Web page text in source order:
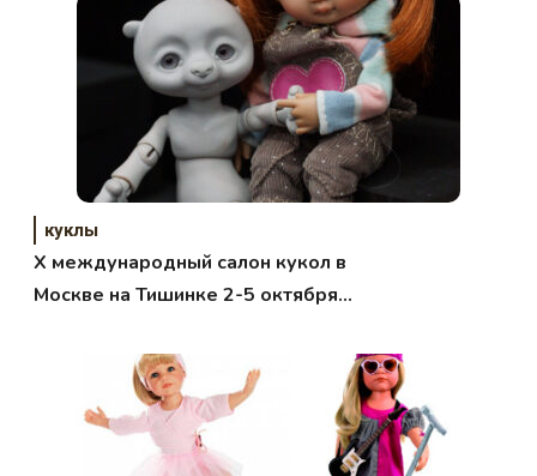
куклы
Х международный салон кукол в
Москве на Тишинке 2-5 октября